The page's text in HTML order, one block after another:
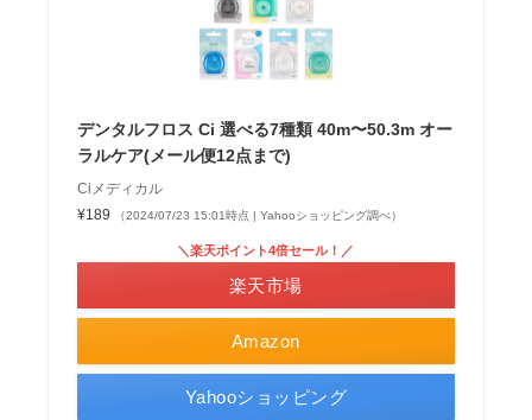
デンタルフロス Ci 選べる7種類 40m〜50.3m オー
ラルケア(メール便12点まで)
Ciメディカル
¥189
（2024/07/23 15:01時点 | Yahooショッピング調べ）
Amazon
＼楽天ポイント4倍セール！／
楽天市場
Yahooショッピング